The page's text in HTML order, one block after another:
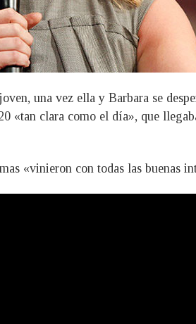
una vez ella y Barbara se
«tan clara como el día», que
«vinieron con todas las buenas